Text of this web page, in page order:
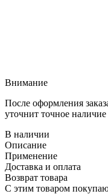
Внимание
После оформления
уточнит точное наличие
В наличии
Описание
Применение
Доставка и оплата
Возврат товара
С этим товаром